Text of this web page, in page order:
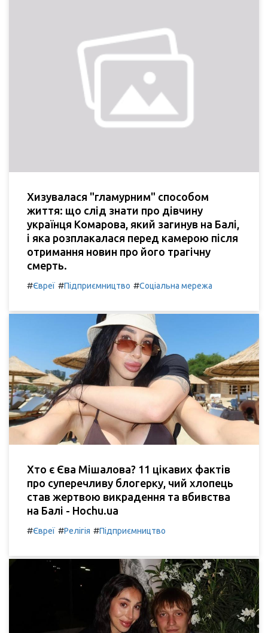
Хизувалася "гламурним" способом
життя: що слід знати про дівчину
українця Комарова, який загинув на Балі,
і яка розплакалася перед камерою після
отримання новин про його трагічну
смерть.
#Євреї #Підприємництво #Соціальна мережа
Хто є Єва Мішалова? 11 цікавих фактів
про суперечливу блогерку, чий хлопець
став жертвою викрадення та вбивства
на Балі - Hochu.ua
#Євреї #Релігія #Підприємництво